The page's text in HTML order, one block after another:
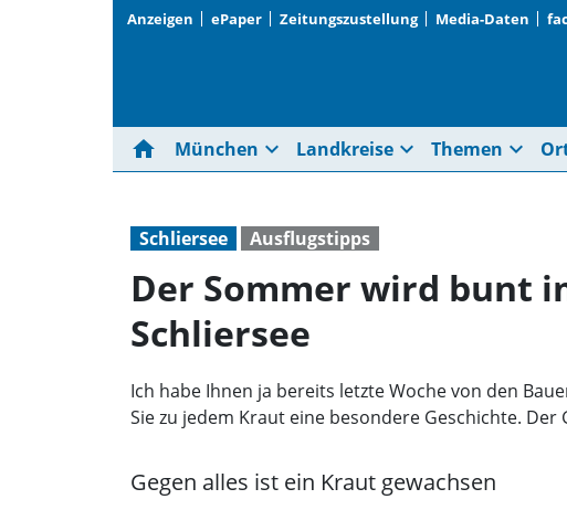
Anzeigen ePaper Zeitungszustellung Media-Daten
home München expand_more Landkreise expand_more Themen expand_more
Schliersee Ausflugstipps
Der Sommer wird bunt
Schliersee
Ich habe Ihnen ja bereits letzte Woche von den
Sie zu jedem Kraut eine besondere Geschichte.
Gegen alles ist ein Kraut gewachsen